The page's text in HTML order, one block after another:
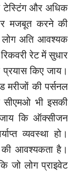
टेस्टिंग और अधिक
मजबूत करने की
लोग अति आवश्यक
रेट में सुधार
किए जाय।
मरीजों की पर्सनल
सीएमओ भी इसकी
जाय कि ऑक्सीजन
व्यवस्था हो।
आवश्यकता है।
जो लोग प्राइवेट